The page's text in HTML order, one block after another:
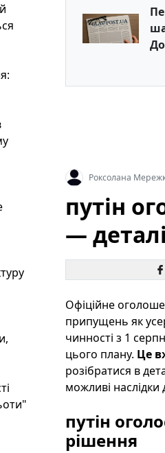
Роксолана
путін
—
Офіційне
припущень як
чинності з 1
цього плану. Це
розібратися в
можливі наслідки
путін
рішення